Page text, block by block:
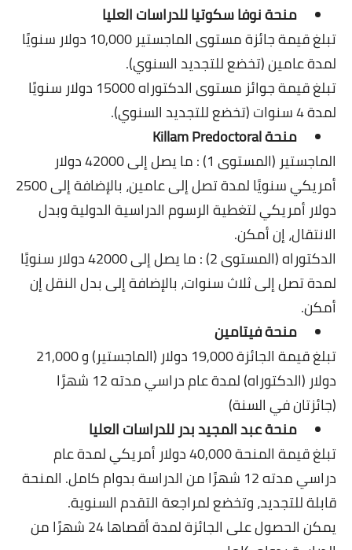
منحة نوفا سكوتيا للدراسات العليا
تبلغ قيمة جائزة مستوى الماجستير 10,000 دولار سنويًا
لمدة عامين (تخضع للتجديد السنوي).
تبلغ قيمة جوائز مستوى الدكتوراه 15000 دولار سنويًا
لمدة 4 سنوات (تخضع للتجديد السنوي).
منحة Killam Predoctoral
الماجستير (المستوى 1) : ما يصل إلى 42000 دولار
أمريكي سنويًا لمدة تصل إلى عامين، بالإضافة إلى 2500
دولار أمريكي لتغطية الرسوم الدراسية الدولية وبدل
الانتقال، إن أمكن.
الدكتوراه (المستوى 2) : ما يصل إلى 42000 دولار سنويًا
لمدة تصل إلى ثلاث سنوات، بالإضافة إلى بدل النقل إن
أمكن.
منحة فيتامين
تبلغ قيمة الجائزة 19,000 دولار (الماجستير) و 21,000
دولار (الدكتوراه) لمدة عام دراسي مدته 12 شهرًا
(جائزتان في السنة)
منحة عبد المجيد بدر للدراسات العليا
تبلغ قيمة المنحة 40,000 دولار أمريكي لمدة عام
دراسي مدته 12 شهرًا من الدراسة بدوام كامل. المنحة
قابلة للتجديد، وتخضع لمراجعة التقدم السنوية.
يمكن الحصول على الجائزة لمدة أقصاها 24 شهرًا من